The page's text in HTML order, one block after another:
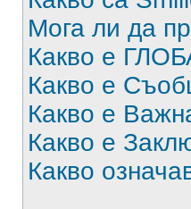
Мога ли да
Какво е
Какво е
Какво е
Какво е
Какво